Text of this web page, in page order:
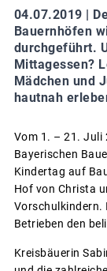
04.07.2019 |
Bauernhöfen
durchgeführt.
Mittagessen?
Mädchen und
hautnah
Vom 1. – 21. Juli
Bayerischen
Kindertag auf
Hof von Christa
Vorschulkindern.
Betrieben den
Kreisbäuerin